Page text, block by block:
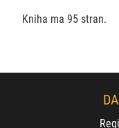
Kniha ma 95 stran.